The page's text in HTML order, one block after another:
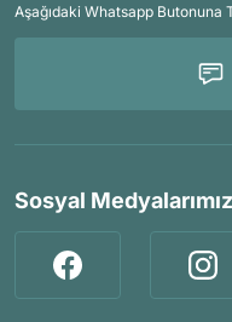
Aşağıdaki Whatsapp
Sosyal Medyalarımız